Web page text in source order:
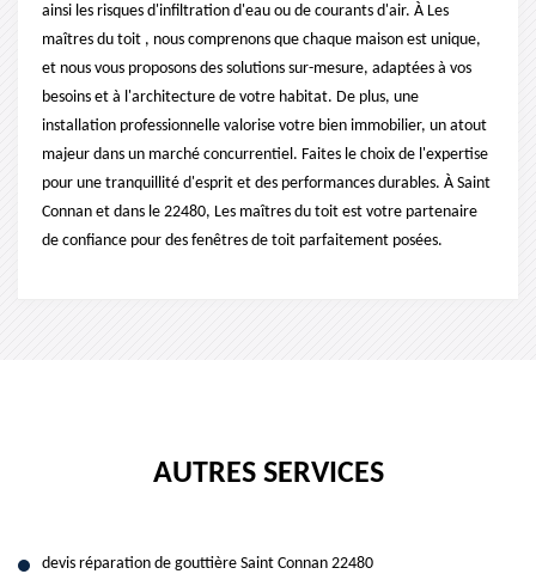
ainsi les risques d'infiltration d'eau ou de courants d'air. À Les
maîtres du toit , nous comprenons que chaque maison est unique,
et nous vous proposons des solutions sur-mesure, adaptées à vos
besoins et à l'architecture de votre habitat. De plus, une
installation professionnelle valorise votre bien immobilier, un atout
majeur dans un marché concurrentiel. Faites le choix de l'expertise
pour une tranquillité d'esprit et des performances durables. À Saint
Connan et dans le 22480, Les maîtres du toit est votre partenaire
de confiance pour des fenêtres de toit parfaitement posées.
AUTRES SERVICES
devis réparation de gouttière Saint Connan 22480